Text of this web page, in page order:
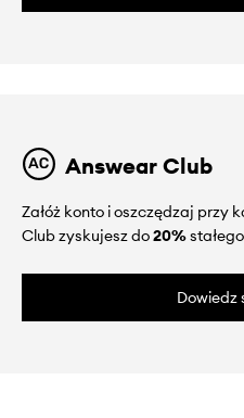
Answear Club
Załóż konto i oszczędzaj przy
Club zyskujesz do20%
Dowiedz